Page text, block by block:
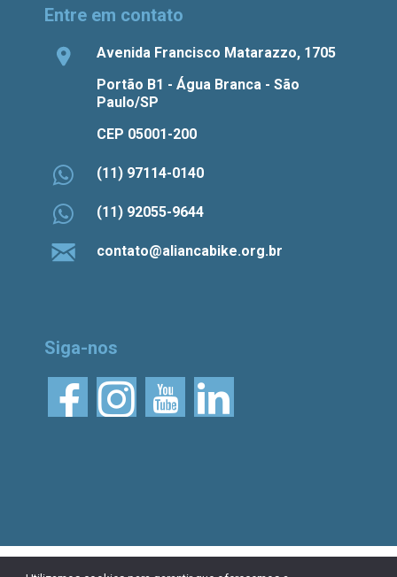
Entre em contato
Avenida Francisco Matarazzo, 1705
Portão B1 - Água Branca - São
Paulo/SP
CEP 05001-200
(11) 97114-0140
(11) 92055-9644
contato@aliancabike.org.br
Siga-nos